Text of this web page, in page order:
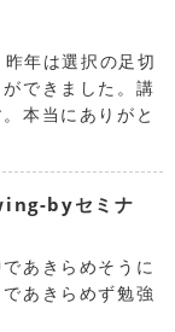
年は選択の足切
できました。講
本当にありがと
byセミナ
あきらめそうに
あきらめず勉強